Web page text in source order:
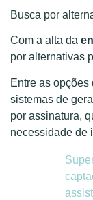
Busca por
Com a alta da
por alternativas
Entre as
sistemas de
por assinatura,
necessidade de